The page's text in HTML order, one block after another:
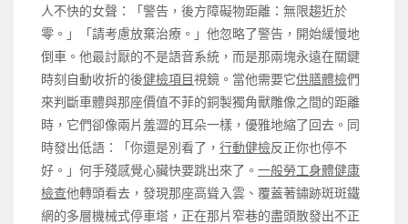
人不快的女聲：「警告，後方障礙物距離：無限趨近於
零。」「請考慮放棄治療。」他忽略了警告，開始緩慢地
倒車。他最討厭的不是語音系統，而是那兩塊永遠在關鍵
時刻自動收折的後健檢項目視鏡。當他需要它供膳體檢們
來判斷車體與那座價值不菲的銅製獨角獸雕像之間的距離
時，它們卻像兩片羞澀的耳朵一樣，優雅地縮了回去。同
時發出低語：「你還是別看了， 行動健檢反正你也停不
好。」何手殘感覺心臟快要跳出來了。 一般勞工身體健康
檢查他轉頭看去，發現那座高聳入雲、覆蓋著鏽跡斑斑鐵
網的多層機械式停車塔，正在那片窄巷的盡頭散發出不正